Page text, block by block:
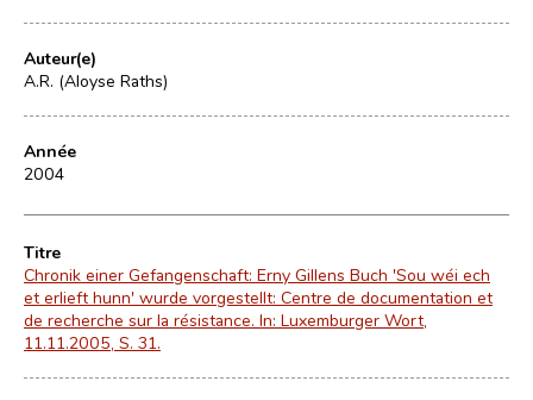
Auteur(e)
A.R. (Aloyse Raths)
Année
2004
Titre
Chronik einer Gefangenschaft: Erny Gillens Buch 'Sou wéi ech
et erlieft hunn' wurde vorgestellt: Centre de documentation et
de recherche sur la résistance. In: Luxemburger Wort,
11.11.2005, S. 31.